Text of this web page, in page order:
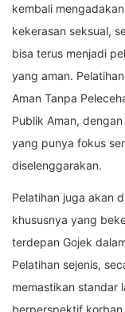
kembali
kekerasan seksual,
bisa terus menjadi
yang aman.
Aman Tanpa
Publik Aman,
yang punya fokus
diselenggarakan.
Pelatihan juga akan
khususnya yang
terdepan Gojek
Pelatihan sejenis,
memastikan standar